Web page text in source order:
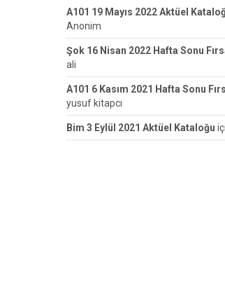
A101 19 Mayıs 2022 Aktüel
Anonim
Şok 16 Nisan 2022 Hafta Sonu
ali
A101 6 Kasım 2021 Hafta Sonu
yusuf kitapcı
Bim 3 Eylül 2021 Aktüel Kataloğu